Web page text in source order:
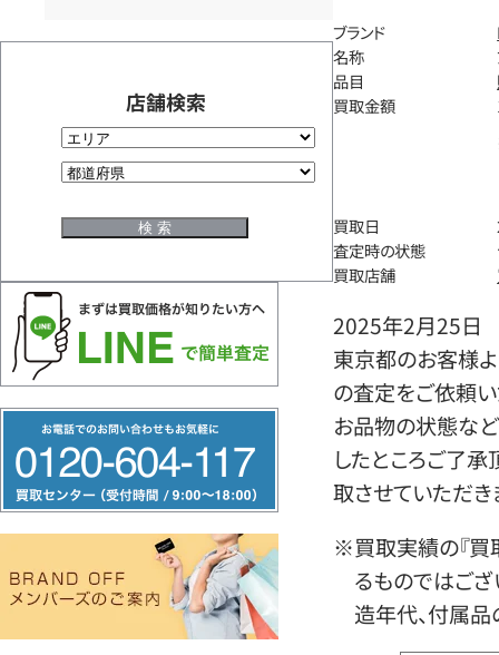
店舗検索
リ
ー
ヤ
ブランド
名称
品目
買取金額
買取日
査定時の状態
買取店舗
2025年2月25日
東京都のお客様よ
の査定をご依頼い
お品物の状態など
したところご了
取させていただき
※買取実績の『買
るものではござ
造年代、付属品